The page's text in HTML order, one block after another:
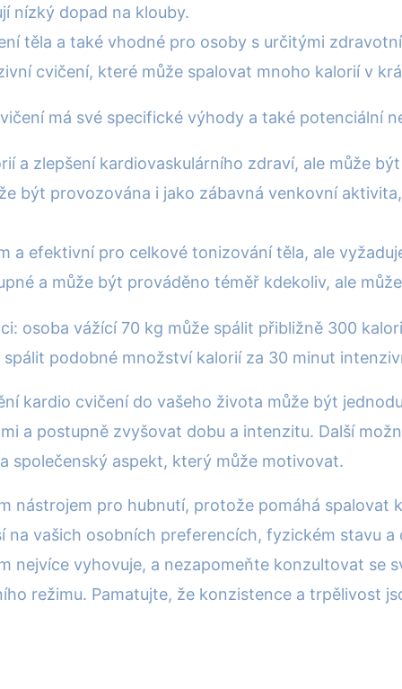
nízký dopad na klouby.
těla a také vhodné pro osoby s určitými
cvičení, které může spalovat mnoho kalorií v
má své specifické výhody a také potenciální
a zlepšení kardiovaskulárního zdraví, ale může
být provozována i jako zábavná venkovní
a efektivní pro celkové tonizování těla, ale
a může být prováděno téměř kdekoliv, ale
osoba vážící 70 kg může spálit přibližně 300
podobné množství kalorií za 30 minut
kardio cvičení do vašeho života může být
a postupně zvyšovat dobu a intenzitu. Další
společenský aspekt, který může motivovat.
nástrojem pro hubnutí, protože pomáhá spalovat
na vašich osobních preferencích, fyzickém stavu
nejvíce vyhovuje, a nezapomeňte konzultovat se
režimu. Pamatujte, že konzistence a trpělivost